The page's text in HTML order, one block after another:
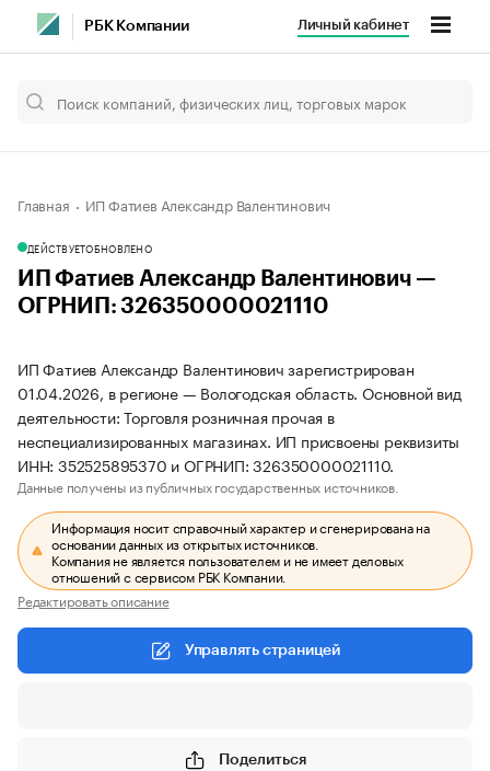
РБК Компании Личный кабинет
Главная ИП Фатиев Александр Валентинович
ДЕЙСТВУЕТОБНОВЛЕНО
ИП Фатиев Александр Валентинович —
ОГРНИП: 326350000021110
ИП Фатиев Александр Валентинович зарегистрирован
01.04.2026, в регионе — Вологодская область. Основной вид
деятельности: Торговля розничная прочая в
неспециализированных магазинах. ИП присвоены реквизиты
ИНН: 352525895370 и ОГРНИП: 326350000021110.
Данные получены из публичных государственных источников.
Информация носит справочный характер и сгенерирована на
основании данных из открытых источников.
Компания не является пользователем и не имеет деловых
отношений с сервисом РБК Компании.
Редактировать описание
Управлять страницей
Поделиться